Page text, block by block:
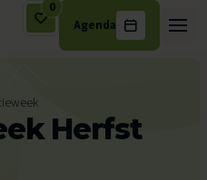
0
Agenda
Herfst